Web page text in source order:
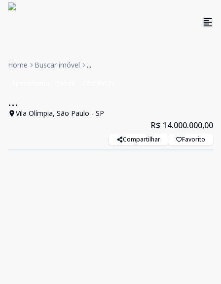
Home Buscar imóvel ...
...
Vila Olímpia, São Paulo - SP
R$ 14.000.000,00
Compartilhar Favorito